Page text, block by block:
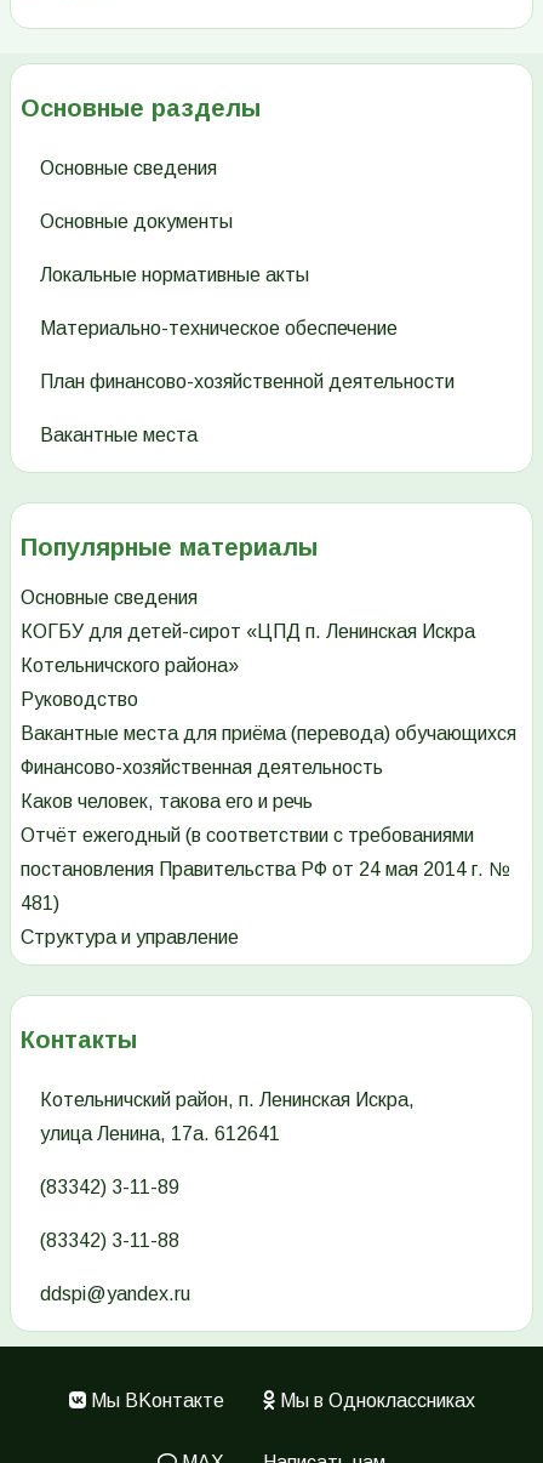
Основные разделы
Основные сведения
Основные документы
Локальные нормативные акты
Материально-техническое обеспечение
План финансово-хозяйственной деятельности
Вакантные места
Популярные материалы
Основные сведения
КОГБУ для детей-сирот «ЦПД п. Ленинская Искра
Котельничского района»
Руководство
Вакантные места для приёма (перевода) обучающихся
Финансово-хозяйственная деятельность
Каков человек, такова его и речь
Отчёт ежегодный (в соответствии с требованиями
постановления Правительства РФ от 24 мая 2014 г. №
481)
Структура и управление
Контакты
Котельничский район, п. Ленинская Искра,
улица Ленина, 17а. 612641
(83342) 3-11-89
(83342) 3-11-88
ddspi@yandex.ru
Меню
Мы ВKонтакте Мы в Одноклассниках